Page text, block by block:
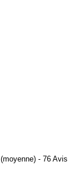
(moyenne) - 76 Avis